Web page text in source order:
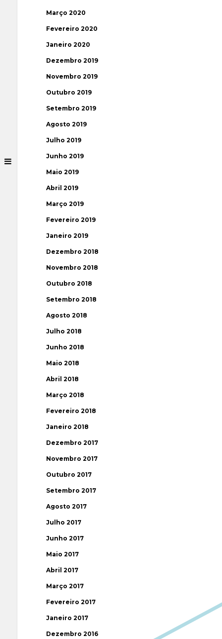
Março 2020
Fevereiro 2020
Janeiro 2020
Dezembro 2019
Novembro 2019
Outubro 2019
Setembro 2019
Agosto 2019
Julho 2019
Junho 2019
Maio 2019
Abril 2019
Março 2019
Fevereiro 2019
Janeiro 2019
Dezembro 2018
Novembro 2018
Outubro 2018
Setembro 2018
Agosto 2018
Julho 2018
Junho 2018
Maio 2018
Abril 2018
Março 2018
Fevereiro 2018
Janeiro 2018
Dezembro 2017
Novembro 2017
Outubro 2017
Setembro 2017
Agosto 2017
Julho 2017
Junho 2017
Maio 2017
Abril 2017
Março 2017
Fevereiro 2017
Janeiro 2017
Dezembro 2016